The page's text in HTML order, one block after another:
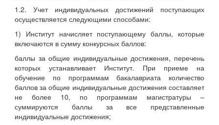
1.2. Учет индивидуальных достижений поступающих
осуществляется следующими способами:
1) Институт начисляет поступающему баллы, которые
включаются в сумму конкурсных баллов:
баллы за общие индивидуальные достижения, перечень
которых устанавливает Институт. При приеме на
обучение по программам бакалавриата количество
баллов за общие индивидуальные достижения составляет
не более 10, по программам магистратуры –
суммируются баллы за все представленные
индивидуальные достижения;